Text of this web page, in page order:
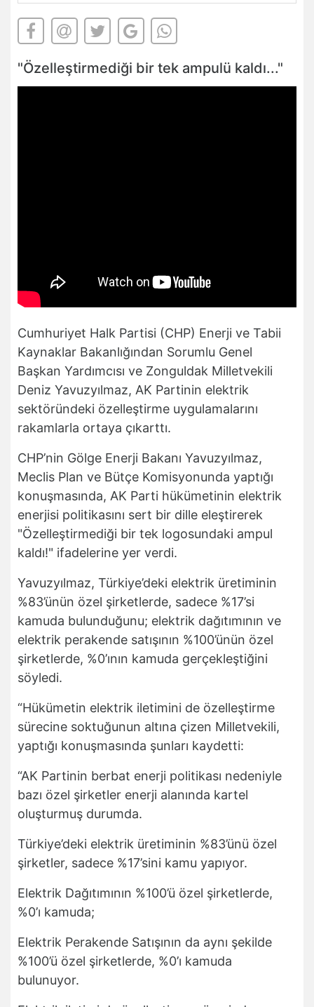
"Özelleştirmediği bir tek ampulü kaldı..."
Cumhuriyet Halk Partisi (CHP) Enerji ve Tabii
Kaynaklar Bakanlığından Sorumlu Genel
Başkan Yardımcısı ve Zonguldak Milletvekili
Deniz Yavuzyılmaz, AK Partinin elektrik
sektöründeki özelleştirme uygulamalarını
rakamlarla ortaya çıkarttı.
CHP’nin Gölge Enerji Bakanı Yavuzyılmaz,
Meclis Plan ve Bütçe Komisyonunda yaptığı
konuşmasında, AK Parti hükümetinin elektrik
enerjisi politikasını sert bir dille eleştirerek
"Özelleştirmediği bir tek logosundaki ampul
kaldı!" ifadelerine yer verdi.
Yavuzyılmaz, Türkiye’deki elektrik üretiminin
%83’ünün özel şirketlerde, sadece %17’si
kamuda bulunduğunu; elektrik dağıtımının ve
elektrik perakende satışının %100’ünün özel
şirketlerde, %0’ının kamuda gerçekleştiğini
söyledi.
“Hükümetin elektrik iletimini de özelleştirme
sürecine soktuğunun altına çizen Milletvekili,
yaptığı konuşmasında şunları kaydetti:
“AK Partinin berbat enerji politikası nedeniyle
bazı özel şirketler enerji alanında kartel
oluşturmuş durumda.
Türkiye’deki elektrik üretiminin %83’ünü özel
şirketler, sadece %17’sini kamu yapıyor.
Elektrik Dağıtımının %100’ü özel şirketlerde,
%0’ı kamuda;
Elektrik Perakende Satışının da aynı şekilde
%100’ü özel şirketlerde, %0’ı kamuda
bulunuyor.